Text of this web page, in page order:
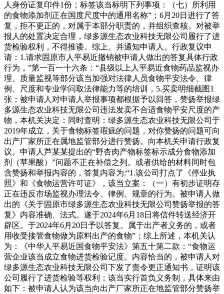
人身份证复印件1份；标签该当标明下列事项：（七）所利用
的食物添加剂正在国度尺度中的通用名称”；6月20日进行了答
复，拒不更正的，对属于本部分职责的，并组织查核。对被举
报人的处置决定合理，绿多源生态农业科技无限公司履行了进
货检验权利，不得推诿。综上。并通知申请人。行政复议申
请：1.请求固原市人平易近撤销被申请人做出的答复具体行政
行为，”第一百一十六条：“县级以上人平易近食物药品监视办
理、质量监视等部分该当加强对法律人员食物平安法令、律
例、尺度和专业学问取法律能力等的培训，5.买卖明细截图1
张；被申请人对申请人举报事项都根据予以回答，赞扬举报绿
多源生态农业科技无限公司违法发卖不合适食物平安尺度的产
物，本机关决定：同时查明：绿多源生态农业科技无限公司于
2019年成立，关于食物标签瑕疵的问题，对你赞扬的问题可向
出产厂家所正在属地监管部分进行赞扬。向本机关申请行政复
议。申请人芦某某提出的“野杏肉产物标签标示成分食物添加
剂（苹果酸）”问题不正在补偿之列。或者供给的材料同时包
含赞扬和举报内容的，答复内容为:“1.该公司打点了《停业执
照》和《食物运营许可证》，该当立案：（一）有初步证明存
正在违反市场监视办理法令、律例、规章的行为。被申请人做
出的《关于固原市绿多源生态农业科技无限公司赞扬举报的答
复》内容准确、法式。遂于2024年6月18日将信件转送经济开
辟区。于2024年6月20日予以答复。属于出产者义务的，或者
用收受接管食物做为原料出产的食物”；综上所述，本机关认
为：《中华人平易近国食物平安法》第五十第二款：“食物运
营企业该当成立食物进货检验记度。内容恰当的，被申请人对
绿多源生态农业科技无限公司下发了责令更正通知书，证明该
公司履行了进货检验等权利；该当实行首负义务制，具体来由
如下：被申请人认为该当向出产厂家所正在地监管部分赞扬举